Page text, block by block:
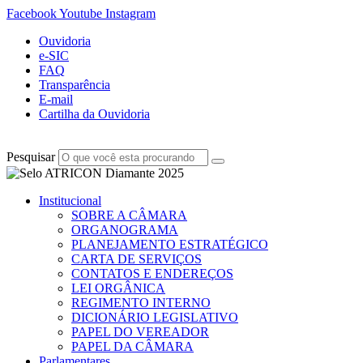
FacebookYoutube Instagram
Ouvidoria
e-SIC
FAQ
Transparência
E-mail
Cartilha da Ouvidoria
Pesquisar
Institucional
SOBRE A CÂMARA
ORGANOGRAMA
PLANEJAMENTO ESTRATÉGICO
CARTA DE SERVIÇOS
CONTATOS E ENDEREÇOS
LEI ORGÂNICA
REGIMENTO INTERNO
DICIONÁRIO LEGISLATIVO
PAPEL DO VEREADOR
PAPEL DA CÂMARA